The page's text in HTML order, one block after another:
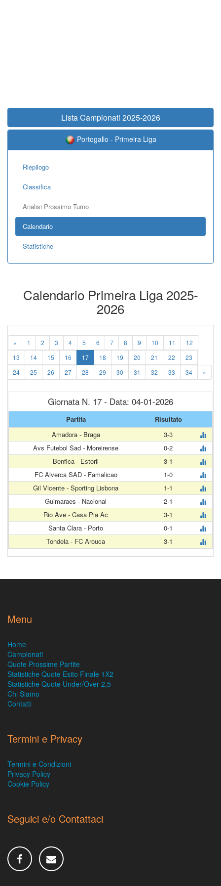
Lista Campionati 2025-2026
Portogallo - Primeira Liga
Riepilogo
Classifica
Analisi Prossimo Turno
Calendario
Statistiche
Calendario Primeira Liga 2025-
2026
« 1 2 3 4 5 6 7 8 9 10 11
12
13
14 15 16 17 18 19 20 21 22
23
24
25 26 27 28 29 30 31 32 33 34 »
Giornata N. 17 - Data: 04-01-2026
Partita
Risultato
Amadora - Braga
3-3
Avs Futebol Sad - Moreirense
0-2
Benfica - Estoril
3-1
FC Alverca SAD - Famalicao
1-0
Gil Vicente - Sporting Lisbona
1-1
Guimaraes - Nacional
2-1
Rio Ave - Casa Pia Ac
3-1
Santa Clara - Porto
0-1
Tondela - FC Arouca
3-1
Menu
Home
Campionati
Quote Prossime Partite
Statistiche Quote Esito Finale 1X2
Statistiche Quote Under/Over 2,5
Chi Siamo
Contatti
Termini e Privacy
Termini e Condizioni
Privacy Policy
Cookie Policy
Seguici e/o Contattaci